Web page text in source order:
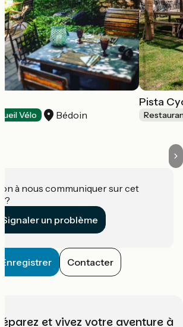
Vélo Bédoin
Pista
à nous communiquer sur cet
?
Signaler un problème
Enregistrer Contacter
et vivez votre aventure à